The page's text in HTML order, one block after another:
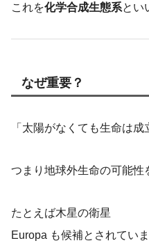
これを化学合成生態系とい
なぜ重要？
「太陽がなくても生命は成
つまり地球外生命の可能性
たとえば木星の衛星
Europa も候補とされていま